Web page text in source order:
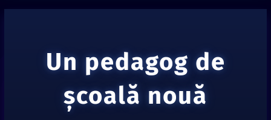
Un pedagog de
şcoală nouă